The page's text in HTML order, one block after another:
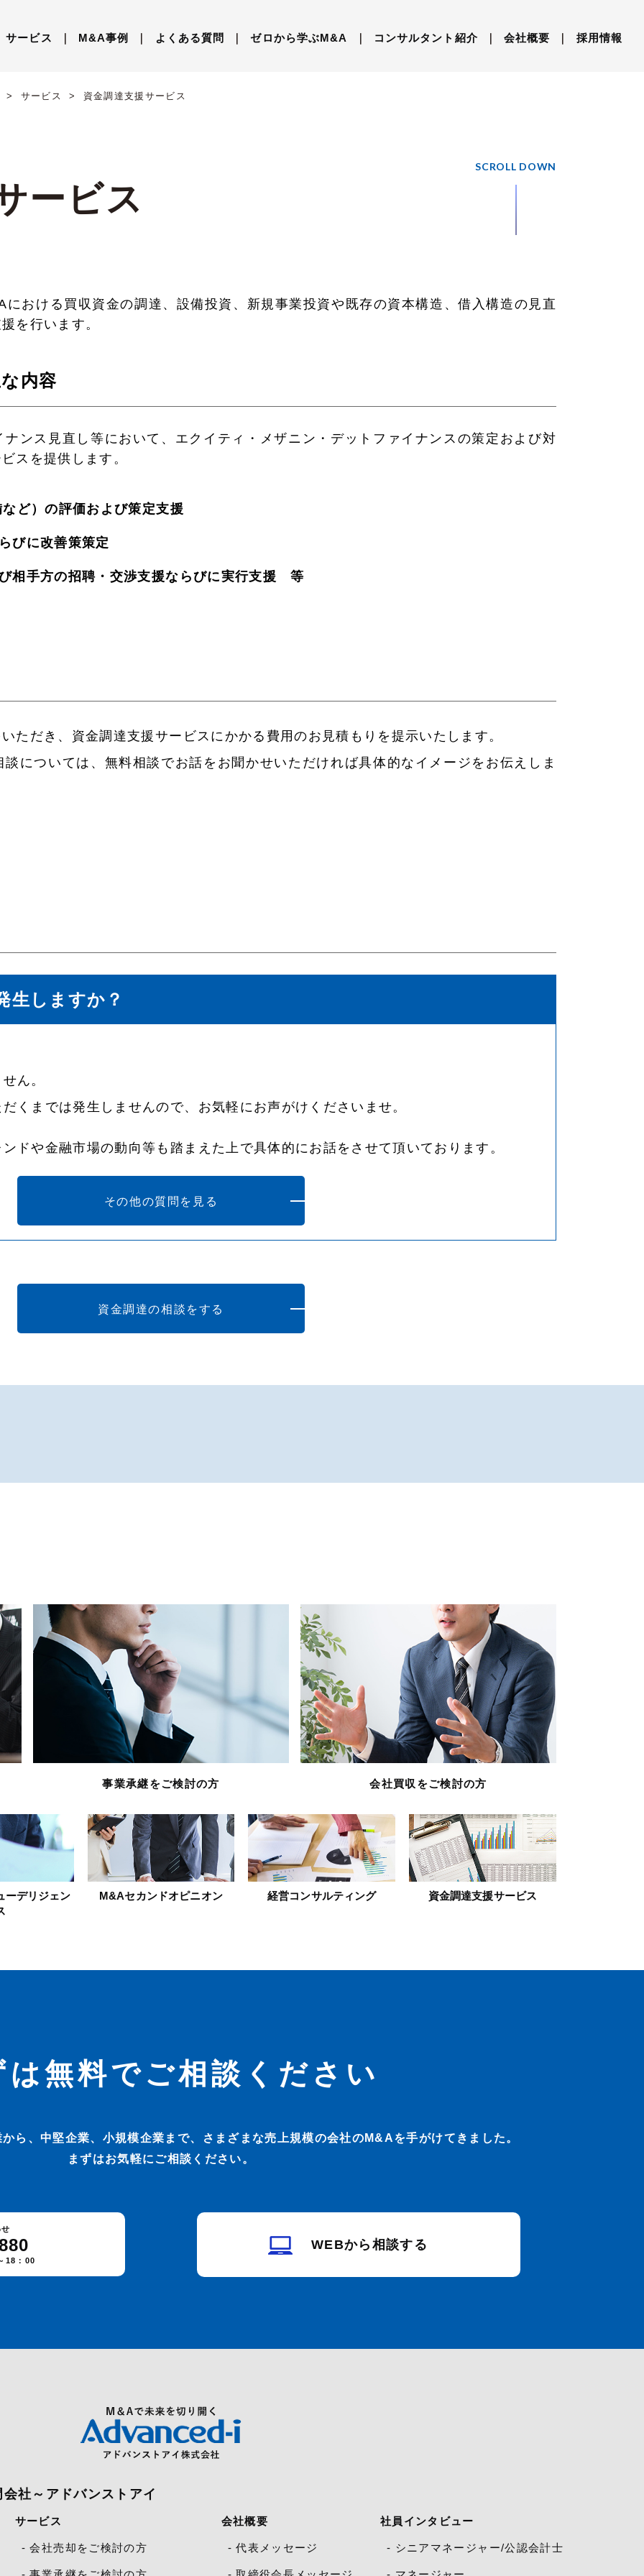
サービス ｜ M&A事例 ｜ よくある質問 ｜ ゼロから学ぶM&A ｜ コンサルタント紹介 ｜ 会社概要 ｜ 採用情報
サービス 資金調達支援サービス
ービス
SCROLL DOWN
おける買収資金の調達、設備投資、新規事業投資や既存の資本構造、借入構造の見直
を行います。
内容
ンス見直し等において、エクイティ・メザニン・デットファイナンスの策定および対
スを提供します。
ど）の評価および策定支援
びに改善策策定
相手方の招聘・交渉支援ならびに実行支援 等
ただき、資金調達支援サービスにかかる費用のお見積もりを提示いたします。
については、無料相談でお話をお聞かせいただければ具体的なイメージをお伝えしま
生しますか？
ん。
くまでは発生しませんので、お気軽にお声がけくださいませ。
ドや金融市場の動向等も踏まえた上で具体的にお話をさせて頂いております。
その他の質問を見る
資金調達の相談をする
事業承継をご検討の方 会社買収をご検討の方
ーデリジェン
M&Aセカンドオピニオン 経営コンサルティング 資金調達支援サービス
は無料でご相談ください
ら、中堅企業、小規模企業まで、さまざまな売上規模の会社のM&Aを手がけてきました。
まずはお気軽にご相談ください。
18：00
WEBから相談する
社～アドバンストアイ
サービス
- 会社売却をご検討の方
会社概要
- 代表メッセージ
社員インタビュー
- シニアマネージャー/公認会計士